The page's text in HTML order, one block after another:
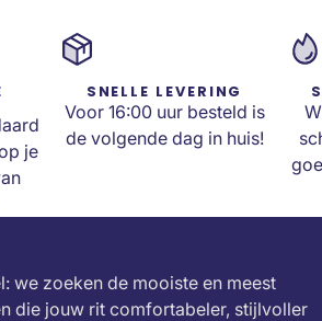
je
SNELLE LEVERING
Voor 16:00 uur besteld is
de volgende dag in huis!
we zoeken de mooiste en meest
die jouw rit comfortabeler, stijlvoller